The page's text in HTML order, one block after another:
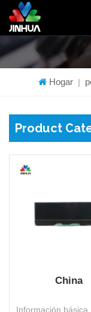
Hogar |
Product
China
Información